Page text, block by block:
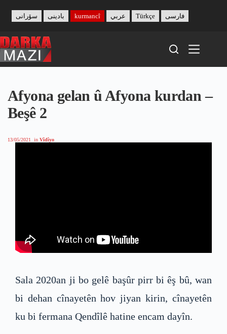
content
بادینی سۆرانی kurmancî عربي Türkçe فارسی
Afyona gelan û Afyona kurdan –
Beşê 2
13/05/2021 in Vîdîyo
Sala 2020an ji bo gelê başûr pirr bi êş bû, wan
bi dehan cînayetên hov jiyan kirin, cînayetên
ku bi fermana Qendîlê hatine encam dayîn.